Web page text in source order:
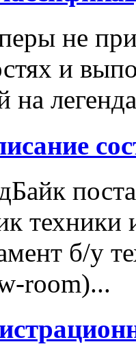
не
и
на
техники
б/у
room)...